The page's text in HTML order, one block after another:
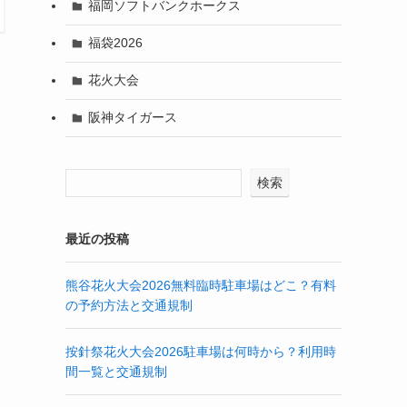
福岡ソフトバンクホークス
福袋2026
花火大会
阪神タイガース
検索
最近の投稿
熊谷花火大会2026無料臨時駐車場はどこ？有料
の予約方法と交通規制
按針祭花火大会2026駐車場は何時から？利用時
間一覧と交通規制